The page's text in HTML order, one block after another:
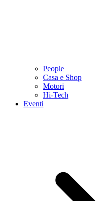
People
Casa e Shop
Motori
Hi-Tech
Eventi